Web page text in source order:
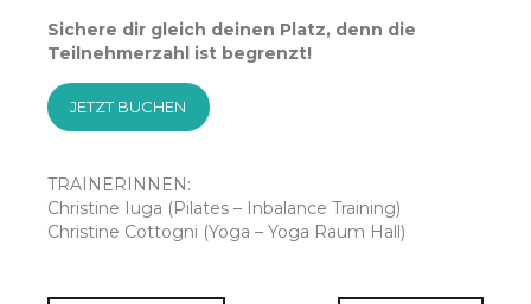
Sichere dir gleich deinen Platz, denn die
Teilnehmerzahl ist begrenzt!
JETZT BUCHEN
TRAINERINNEN:
Christine Iuga (Pilates – Inbalance Training)
Christine Cottogni (Yoga – Yoga Raum Hall)